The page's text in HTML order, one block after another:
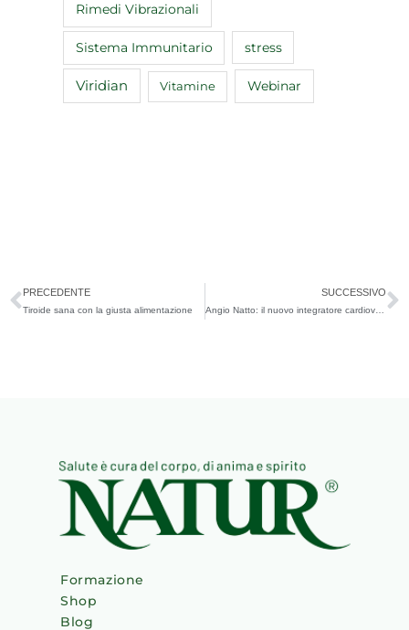
Rimedi Vibrazionali
Sistema Immunitario stress
Viridian Vitamine Webinar
Precedente
PRECEDENTE
Tiroide sana con la giusta alimentazione
SUCCESSIVO
Angio Natto: il nuovo integratore cardiovascolare Natur
Formazione
Shop
Blog